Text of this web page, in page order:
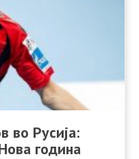
во Русија:
година